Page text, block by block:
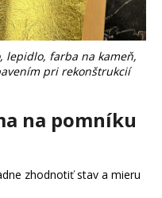
lepidlo, farba na kameň,
pri rekonštrukcií
na pomníku
zhodnotiť stav a mieru